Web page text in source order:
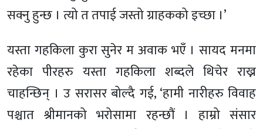
सक्नु हुन्छ । त्यो त तपाई जस्तो ग्राहकको इच्छा ।’
यस्ता गहकिला कुरा सुनेर म अवाक भएँ । सायद मनमा
रहेका पीरहरु यस्ता गहकिला शब्दले थिचेर राख्न
चाहन्छिन् । उ सरासर बोल्दै गई, ‘हामी नारीहरु विवाह
पश्चात श्रीमानको भरोसामा रहन्छौं । हाम्रो संसार